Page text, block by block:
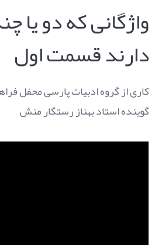
واژگانی که دو یا
دارند قسمت اول
کاری از گروه ادبیات پارسی محفل
گوینده استاد بهناز رستگار منش